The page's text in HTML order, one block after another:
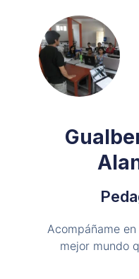
Acompáñame
mejor mundo